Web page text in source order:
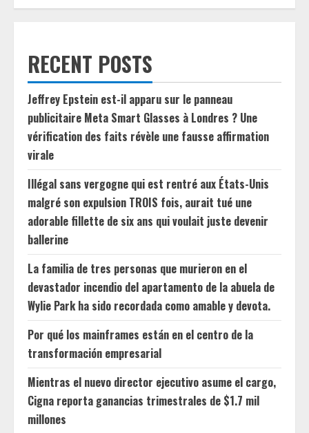
RECENT POSTS
Jeffrey Epstein est-il apparu sur le panneau
publicitaire Meta Smart Glasses à Londres ? Une
vérification des faits révèle une fausse affirmation
virale
Illégal sans vergogne qui est rentré aux États-Unis
malgré son expulsion TROIS fois, aurait tué une
adorable fillette de six ans qui voulait juste devenir
ballerine
La familia de tres personas que murieron en el
devastador incendio del apartamento de la abuela de
Wylie Park ha sido recordada como amable y devota.
Por qué los mainframes están en el centro de la
transformación empresarial
Mientras el nuevo director ejecutivo asume el cargo,
Cigna reporta ganancias trimestrales de $1.7 mil
millones